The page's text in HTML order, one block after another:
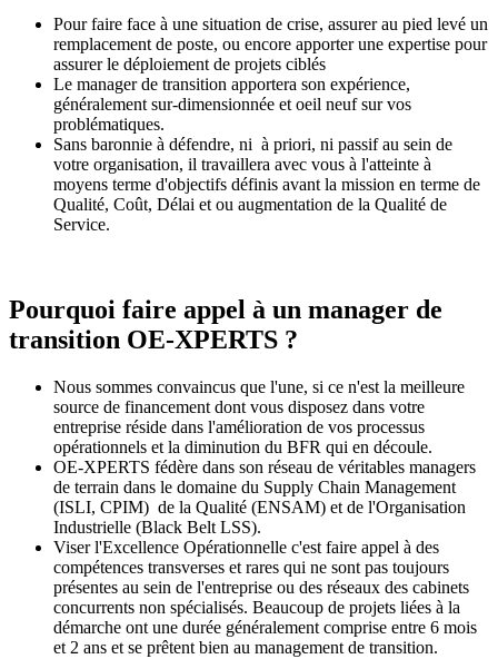
Pour faire face à une situation de crise, assurer au pied levé un
remplacement de poste, ou encore apporter une expertise pour
assurer le déploiement de projets ciblés
Le manager de transition apportera son expérience,
généralement sur-dimensionnée et oeil neuf sur vos
problématiques.
Sans baronnie à défendre, ni à priori, ni passif au sein de
votre organisation, il travaillera avec vous à l'atteinte à
moyens terme d'objectifs définis avant la mission en terme de
Qualité, Coût, Délai et ou augmentation de la Qualité de
Service.
Pourquoi faire appel à un manager de
transition OE-XPERTS ?
Nous sommes convaincus que l'une, si ce n'est la meilleure
source de financement dont vous disposez dans votre
entreprise réside dans l'amélioration de vos processus
opérationnels et la diminution du BFR qui en découle.
OE-XPERTS fédère dans son réseau de véritables managers
de terrain dans le domaine du Supply Chain Management
(ISLI, CPIM) de la Qualité (ENSAM) et de l'Organisation
Industrielle (Black Belt LSS).
Viser l'Excellence Opérationnelle c'est faire appel à des
compétences transverses et rares qui ne sont pas toujours
présentes au sein de l'entreprise ou des réseaux des cabinets
concurrents non spécialisés. Beaucoup de projets liées à la
démarche ont une durée généralement comprise entre 6 mois
et 2 ans et se prêtent bien au management de transition.